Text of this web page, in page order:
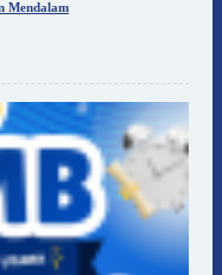
Mendalam